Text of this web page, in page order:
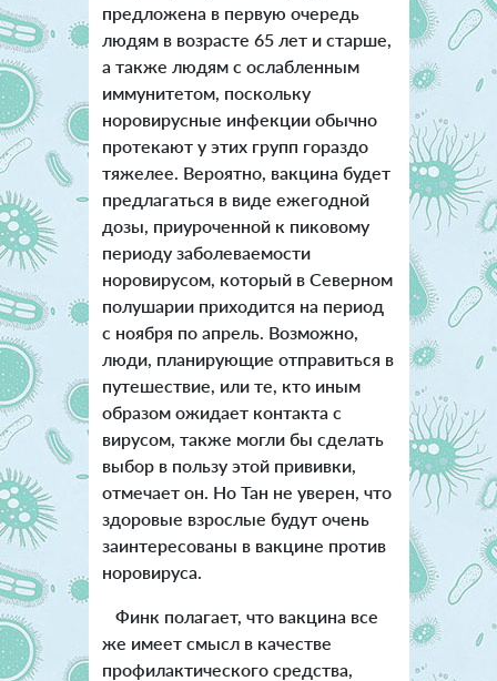
предложена в первую очередь
людям в возрасте 65 лет и старше,
а также людям с ослабленным
иммунитетом, поскольку
норовирусные инфекции обычно
протекают у этих групп гораздо
тяжелее. Вероятно, вакцина будет
предлагаться в виде ежегодной
дозы, приуроченной к пиковому
периоду заболеваемости
норовирусом, который в Северном
полушарии приходится на период
с ноября по апрель. Возможно,
люди, планирующие отправиться в
путешествие, или те, кто иным
образом ожидает контакта с
вирусом, также могли бы сделать
выбор в пользу этой прививки,
отмечает он. Но Тан не уверен, что
здоровые взрослые будут очень
заинтересованы в вакцине против
норовируса.
Финк полагает, что вакцина все
же имеет смысл в качестве
профилактического средства,